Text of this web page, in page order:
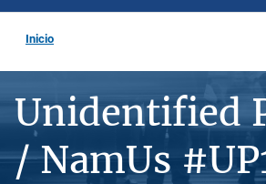
Inicio
Unidentified
/ NamUs